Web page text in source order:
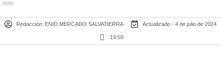
Redacción: ENID MERCADO SALVATIERRA Actualizado - 4 de julio de 2024
19:59